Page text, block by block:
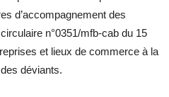
d’accompagnement des
n°0351/mfb-cab du 15
et lieux de commerce à la
déviants.